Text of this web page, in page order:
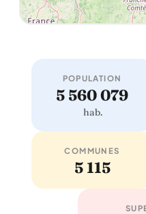
POPULATION
5 560 079
hab.
COMMUNES
5 115